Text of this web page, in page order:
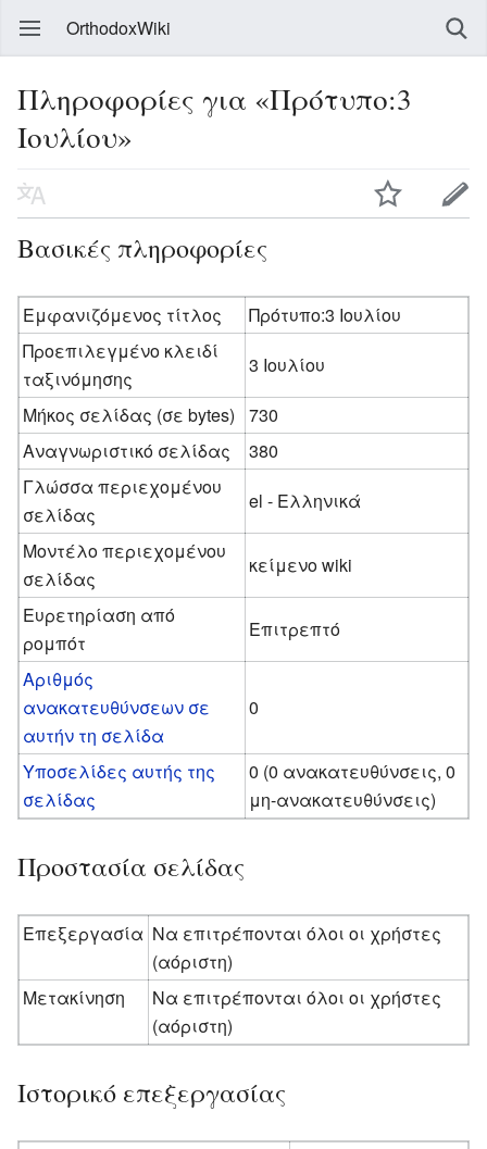
OrthodoxWiki
Πληροφορίες για «Πρότυπο:3
Ιουλίου»
Βασικές πληροφορίες
Εμφανιζόμενος τίτλος
Πρότυπο:3 Ιουλίου
Προεπιλεγμένο κλειδί
ταξινόμησης
3 Ιουλίου
Μήκος σελίδας (σε bytes)
730
Αναγνωριστικό σελίδας
380
Γλώσσα περιεχομένου
σελίδας
el - Ελληνικά
Μοντέλο περιεχομένου
σελίδας
κείμενο wiki
Ευρετηρίαση από
ρομπότ
Επιτρεπτό
Αριθμός
ανακατευθύνσεων σε
αυτήν τη σελίδα
0
Υποσελίδες αυτής της
σελίδας
0 (0 ανακατευθύνσεις, 0
μη-ανακατευθύνσεις)
Προστασία σελίδας
Επεξεργασία Να επιτρέπονται όλοι οι χρήστες
(αόριστη)
Μετακίνηση
Να επιτρέπονται όλοι οι χρήστες
(αόριστη)
Ιστορικό επεξεργασίας